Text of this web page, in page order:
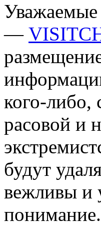
Уважаемые
—
кого-либо,
расовой и
будут
вежливы и
понимание.